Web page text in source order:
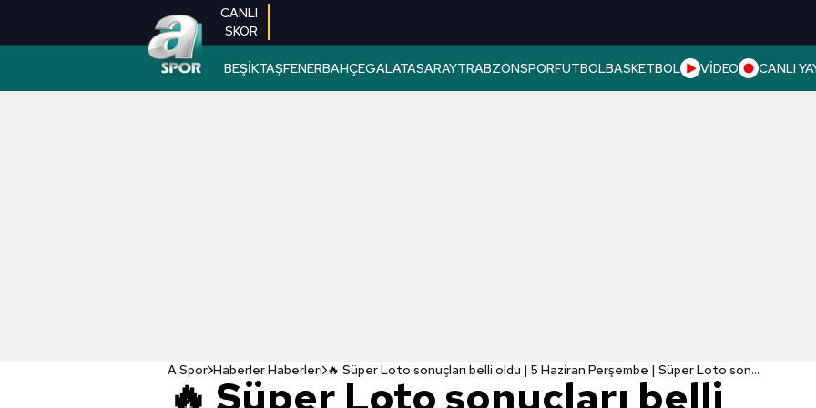
CANLI
SKOR
BEŞİKTAŞFENERBAHÇEGALATASARAYTRABZONSPORFUTBOLBASKETBOL VİDEO CANLI
A Spor Haberler Haberleri 🔥 Süper Loto sonuçları belli oldu | 5 Haziran Perşembe | Süper Loto sonuçları
🔥 Süper Loto sonuçları belli